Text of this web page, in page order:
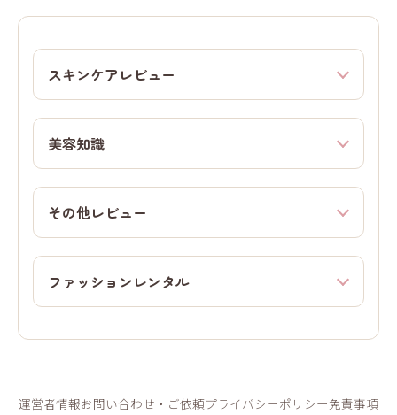
スキンケアレビュー
美容知識
その他レビュー
ファッションレンタル
運営者情報お問い合わせ・ご依頼プライバシーポリシー免責事項